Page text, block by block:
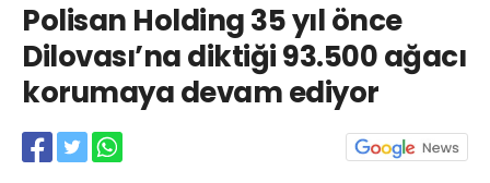
Polisan Holding 35 yıl önce
Dilovası’na diktiği 93.500 ağacı
korumaya devam ediyor
Teknoloji
Kültür-Sanat
Röportajlar
Web TV Galeri
Yahya Kaptan Mahallesi
Akkavaklar Caddesi No:17/4 İzmit-